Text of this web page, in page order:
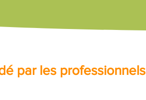
par les professionnels